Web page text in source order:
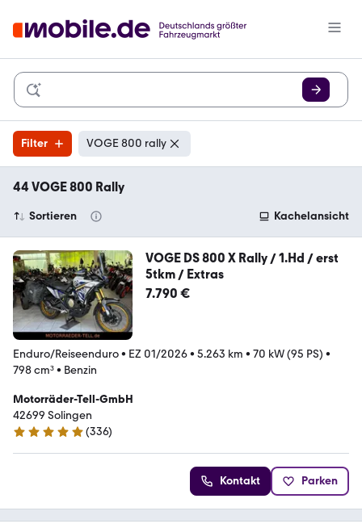
Filter VOGE 800 rally
44 VOGE 800 Rally
Sortieren Kachelansicht
VOGE DS 800 X Rally / 1.Hd / erst
5tkm / Extras
7.790 €
Enduro/Reiseenduro• EZ 01/2026• 5.263 km • 70 kW (95 PS) •
798 cm³• Benzin
Motorräder-Tell-GmbH
42699 Solingen
4.8 Sterne
(336)
Kontakt Parken